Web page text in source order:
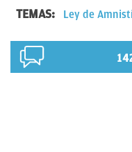
TEMAS: Ley de